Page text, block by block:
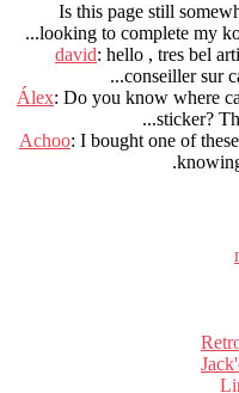
Is this page still
looking to complete my
.
david: hello , tres bel
conseiller sur
.
Álex: Do you know where
sticker?
Achoo: I bought one of